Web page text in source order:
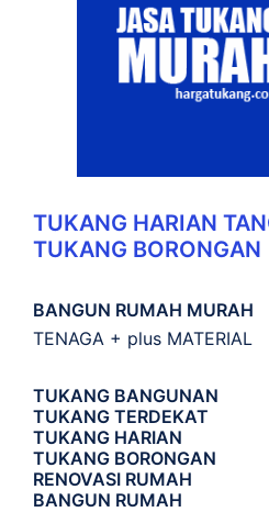
TUKANG HARIAN
TUKANG BORONGAN
BANGUN RUMAH MURAH
TENAGA + plus MATERIAL
TUKANG BANGUNAN
TUKANG TERDEKAT
TUKANG HARIAN
TUKANG BORONGAN
RENOVASI RUMAH
BANGUN RUMAH